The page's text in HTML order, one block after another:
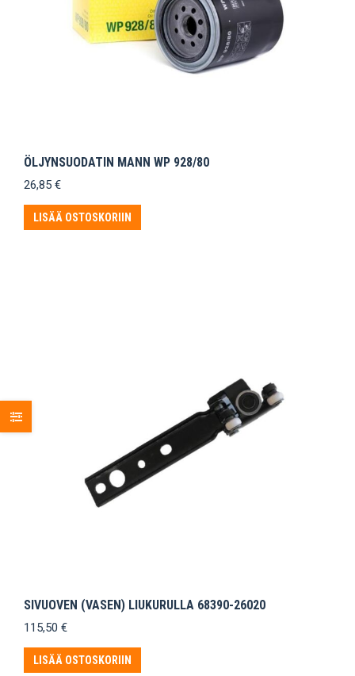
ÖLJYNSUODATIN MANN WP 928/80
26,85 €
LISÄÄ OSTOSKORIIN
SIVUOVEN (VASEN) LIUKURULLA 68390-26020
115,50 €
LISÄÄ OSTOSKORIIN